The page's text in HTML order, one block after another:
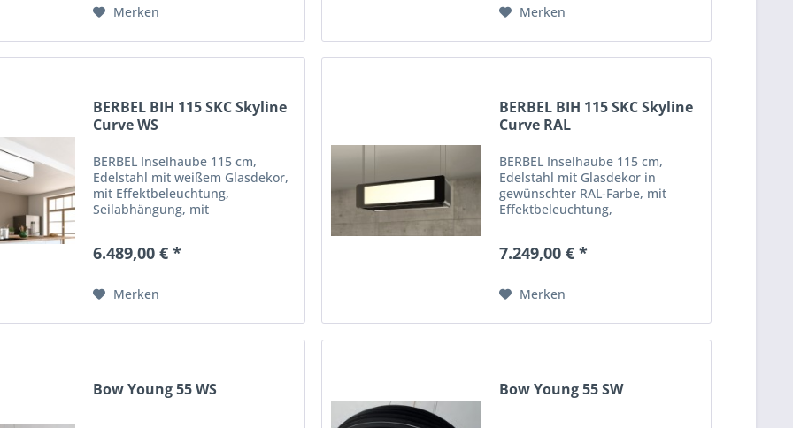
Merken Merken
BERBEL BIH 115 SKC Skyline
Curve WS
BERBEL Inselhaube 115 cm,
Edelstahl mit weißem Glasdekor,
mit Effektbeleuchtung,
Seilabhängung, mit
6.489,00 € *
Merken
BERBEL BIH 115 SKC Skyline
Curve RAL
BERBEL Inselhaube 115 cm,
Edelstahl mit Glasdekor in
gewünschter RAL-Farbe, mit
Effektbeleuchtung,
dB(A)
7.249,00 € *
Merken
Bow Young 55 WS Bow Young 55 SW